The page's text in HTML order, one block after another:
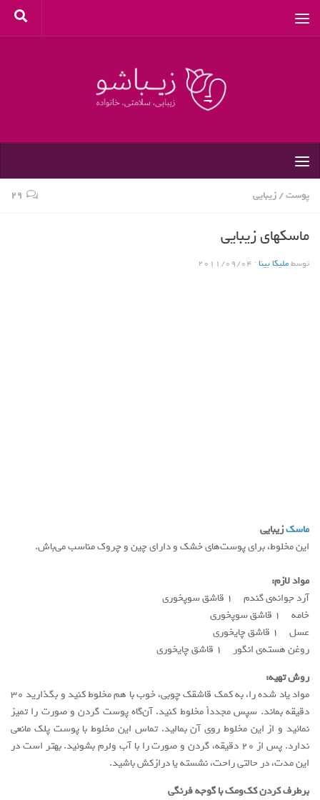
پوست/زیبایی ۲۹
ماسکهای زیبایی
توسطملیکا بینا ·
2011/09/04
ماسکزیبایی
این مخلوط، برای پوست‌های خشک و دارای چین و چروک مناسب می‌باش.
مواد لازم:
آرد جوانه‌ی گندم ۱ قاشق سوپخوری
خامه ۱ قاشق سوپخوری
عسل ۱ قاشق چایخوری
روغن هسته‌ی انگور ۱ قاشق چایخوری
روش تهیه:
مواد یاد شده را، به کمک قاشقک چوبی، خوب با هم مخلوط کنید و بگذارید ۳۰
دقیقه بماند. سپس مجدداً مخلوط کنید. ‌آن‌گاه پوست گردن و صورت را تمیز
نمائید و از این مخلوط روی آن بمالید. تماس این مخلوط با پوست پلک مانعی
ندارد. پس از ۲۰ دقیقه، گردن و صورت را با آب ولرم بشوئید. بهتر است در
این مدت، در حالتی راحت، نشسته یا درازکش باشید.
برطرف کردن کک‌ومک با گوجه‌ فرنگی